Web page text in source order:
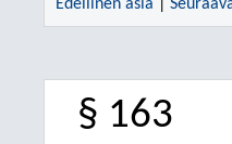
Edellinen asia
§ 163